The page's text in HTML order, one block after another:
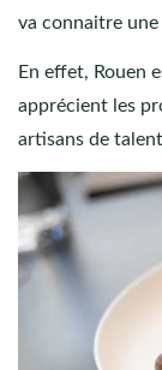
va connaitre une
En effet, Rouen
apprécient les
artisans de